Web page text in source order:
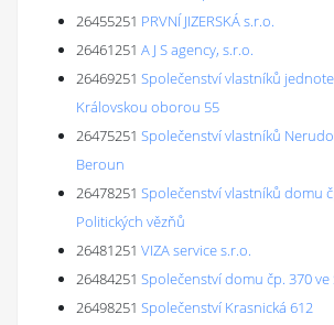
26455251 PRVNÍ JIZERSKÁ s.r.o.
26461251 A J S agency, s.r.o.
26469251 Společenství vlastníků
Královskou oborou 55
26475251 Společenství vlastníků
Beroun
26478251 Společenství vlastníků domu
Politických vězňů
26481251 VIZA service s.r.o.
26484251 Společenství domu čp. 370 ve
26498251 Společenství Krasnická 612